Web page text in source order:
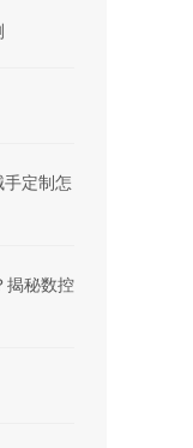
定制怎
揭秘数控